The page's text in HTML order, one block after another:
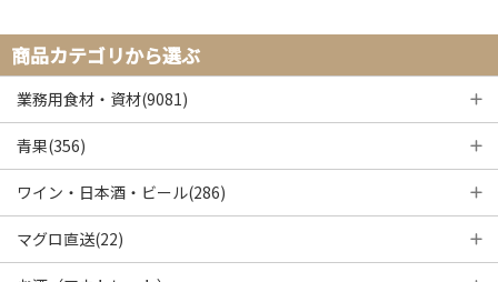
商品カテゴリから選ぶ
業務用食材・資材(9081)
青果(356)
ワイン・日本酒・ビール(286)
マグロ直送(22)